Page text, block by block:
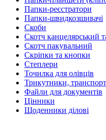
Папки-реєстратори
Папки-швидкозшивачі
Скоби
Скотч канцелярський
Скотч пакувальний
Скріпки та кнопки
Степлери
Точилка для олівців
Трикутники,
Файли для документів
Цінники
Щоденники ділові